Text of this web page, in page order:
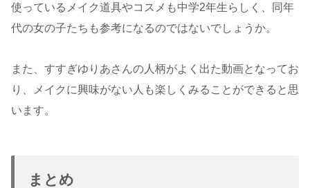
使っているメイク道具やコスメも中学2年生らしく、同年
代の女の子たちも参考になるのではないでしょうか。
また、すすぎゆりあさんの人柄がよく出た動画となってお
り、メイクに興味がない人も楽しくみることができると思
います。
まとめ